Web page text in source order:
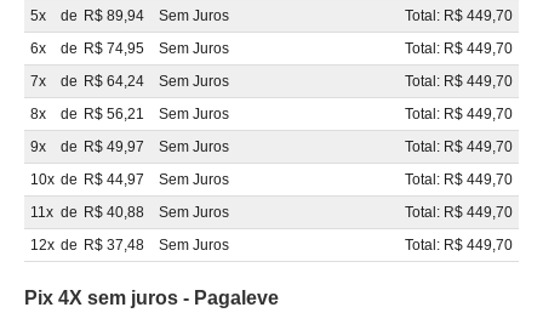
5x
de R$ 89,94 Sem Juros
Total: R$ 449,70
6x
de R$ 74,95 Sem Juros
Total: R$ 449,70
7x
de R$ 64,24 Sem Juros
Total: R$ 449,70
8x
de R$ 56,21 Sem Juros
Total: R$ 449,70
9x
de R$ 49,97 Sem Juros
Total: R$ 449,70
10x de R$ 44,97 Sem Juros
Total: R$ 449,70
11x de R$ 40,88 Sem Juros
Total: R$ 449,70
12x de R$ 37,48 Sem Juros Total: R$ 449,70
Pix 4X sem juros - Pagaleve